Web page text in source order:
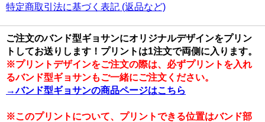
特定商取引法に基づく表記 (返品など)
ご注文のバンド型ギョサンにオリジナルデザインをプリン
トしてお送りします！プリントは1注文で両側に入ります。
※プリントデザインをご注文の際は、必ずプリントを入れ
るバンド型ギョサンもご一緒にご注文ください。
→バンド型ギョサンの商品ページはこちら
※このプリントについて、プリントできる位置はバンド部